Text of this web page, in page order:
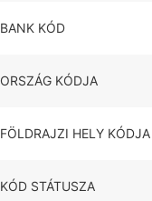
BANK KÓD
ORSZÁG KÓDJA
FÖLDRAJZI HELY KÓDJA
KÓD STÁTUSZA